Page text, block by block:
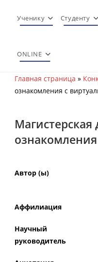
Ученику Студенту
ONLINE
Главная страница »
ознакомления с
Автор (ы)
Аффилиация
Научный
руководитель